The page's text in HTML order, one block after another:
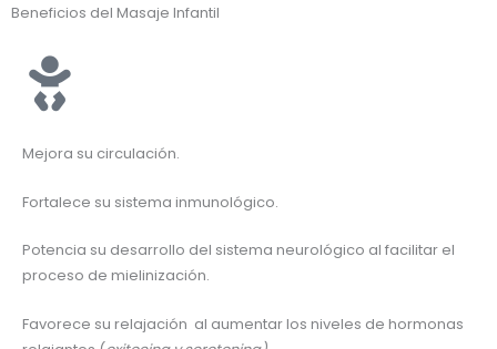
Beneficios del Masaje Infantil
Mejora su circulación.
Fortalece su sistema inmunológico.
Potencia su desarrollo del sistema neurológico al facilitar el
proceso de mielinización.
Favorece su relajación al aumentar los niveles de hormonas